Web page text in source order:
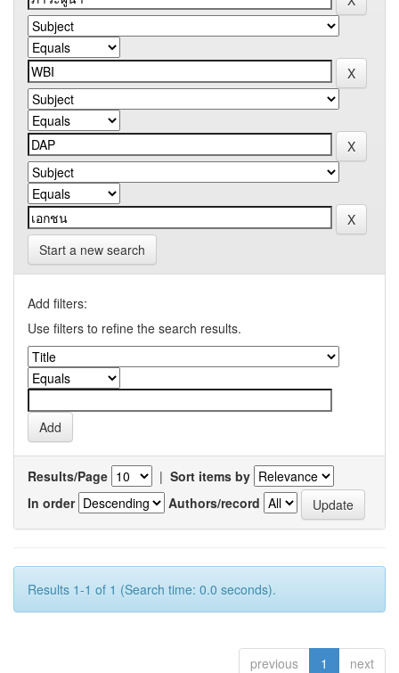
Start a new search
Add filters:
Use filters to refine the search results.
Results/Page | Sort items by
In order
Authors/record
Results 1-1 of 1 (Search time: 0.0 seconds).
previous 1 next